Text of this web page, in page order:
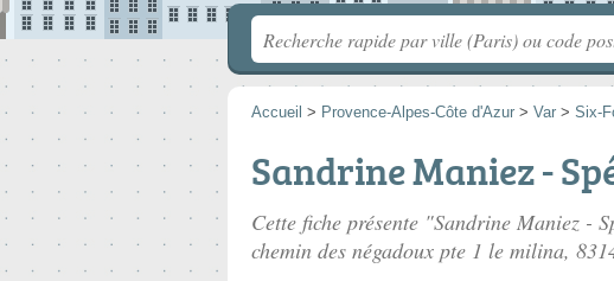
Accueil > Provence-Alpes-Côte d'Azur > Var > Six-
Sandrine Maniez -
Cette fiche présente "Sandrine Maniez -
chemin des négadoux pte 1 le milina,